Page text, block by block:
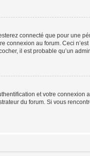
connecté que pour une
connexion au forum. Ceci
il est probable qu’un
et votre connexion
du forum. Si vous